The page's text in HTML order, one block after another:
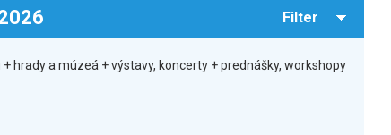
Filter
+ hrady a múzeá + výstavy, koncerty + prednášky, workshopy